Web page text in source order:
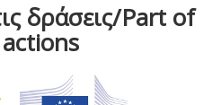
δράσεις/Part of